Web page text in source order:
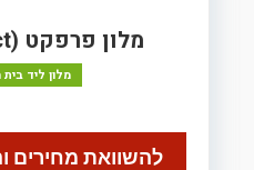
מלון פרפקט (Hotel Perfect)
מלון ליד
להשוואת מחירים